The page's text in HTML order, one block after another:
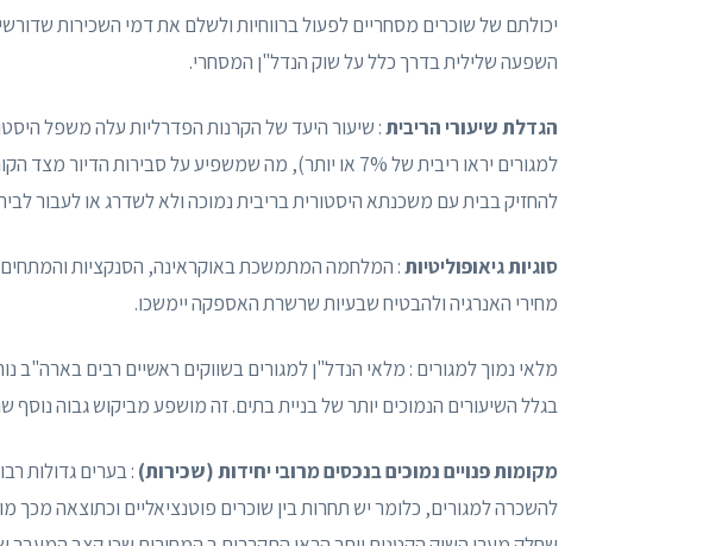
יכולתם של שוכרים מסחריים לפעול ברווחיות ולשלם את דמי השכירות
השפעה שלילית בדרך כלל על שוק הנדל"ן המסחרי.
הגדלת שיעורי הריבית
למגורים יראו ריבית של 7% או יותר), מה שמשפיע על סבירות
להחזיק בבית עם משכנתא היסטורית בריבית נמוכה ולא לשדרג או לעבור
סוגיות גיאופוליטיות: המלחמה המתמשכת באוקראינה, הסנקציות והמתחים
מחירי האנרגיה ולהבטיח שבעיות שרשרת האספקה ​​יימשכו.
מלאי נמוך למגורים : מלאי הנדל"ן למגורים בשווקים ראשיים רבים בארה"ב
בגלל השיעורים הנמוכים יותר של בניית בתים. זה מושפע מביקוש גבוה
מקומות פנויים נמוכים בנכסים מרובי יחידות (שכירות) : בערים גדולות
להשכרה למגורים, כלומר יש תחרות בין שוכרים פוטנציאליים וכתוצאה